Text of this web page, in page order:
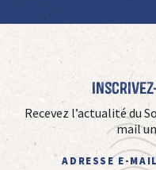
Recevez l’actualité du
mail
ADRESSE E-